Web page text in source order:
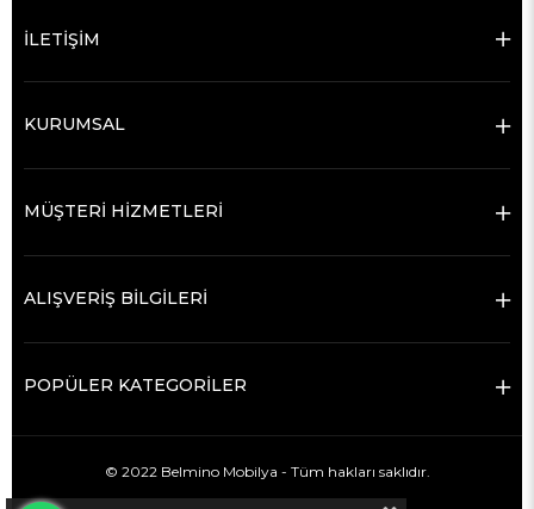
İLETİŞİM
KURUMSAL
MÜŞTERİ HİZMETLERİ
ALIŞVERİŞ BİLGİLERİ
POPÜLER KATEGORİLER
© 2022 Belmino Mobilya - Tüm hakları saklıdır.